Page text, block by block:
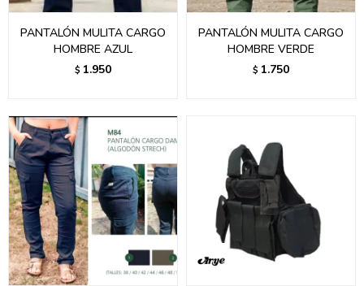
PANTALÓN MULITA CARGO
HOMBRE AZUL
$ 1.950
PANTALÓN MULITA CARGO
HOMBRE VERDE
$ 1.750